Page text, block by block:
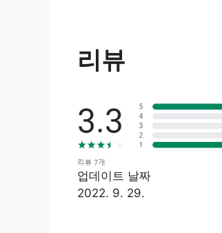
리뷰
업데이트 날짜
2022. 9. 29.